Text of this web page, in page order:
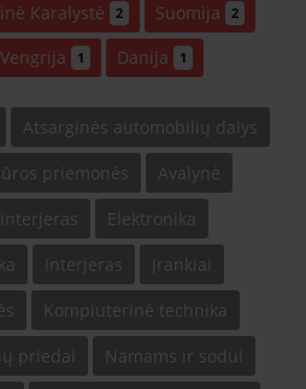
Karalystė 2 Suomija 2
Vengrija 1 Danija 1
Atsarginės automobilių dalys
priemonės
Avalynė
Elektronika
Interjeras
Įrankiai
Kompiuterinė technika
priedai
Namams ir sodui